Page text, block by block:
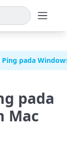
pada
pada
Mac